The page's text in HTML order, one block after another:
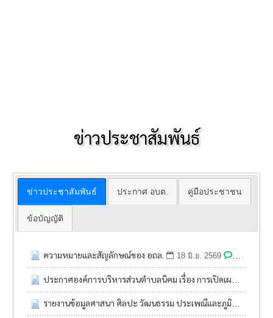
ข่าวประชาสัมพันธ์
ข่าวประชาสัมพันธ์ ประกาศ อบต. คู่มือประชาชน
ข้อบัญญัติ
ความหมายและสัญลักษณ์ของ อถล. 18 มิ.ย. 2569
ประกาศองค์การบริหารส่วนตำบลนิคม เรื่อง การเปิดเผยข้อมูลการใช้จ่ายเงินสะสมขององค์กรปกครองส่วนท้องถิ่น ประจำปีงบประมาณ พ.ศ. ๒๕๖๙
รายงานข้อมูลศาสนา ศิลปะ วัฒนธรรม ประเพณีและภูมิปัญญาท้องถิ่น